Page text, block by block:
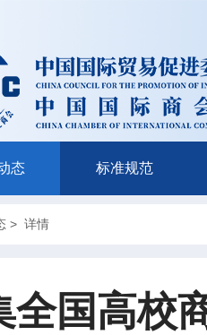
态 标准规范
> 详情
全国高校